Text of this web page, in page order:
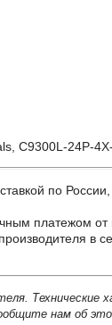
C9300L-24P-
по России,
платежом от
в
нам об